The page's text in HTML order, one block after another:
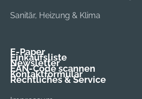
Sanitär, Heizung & Klima
E-Paper
Einkaufsliste
Newsletter
EAN-Code scannen
Kontaktformular
Rechtliches & Service